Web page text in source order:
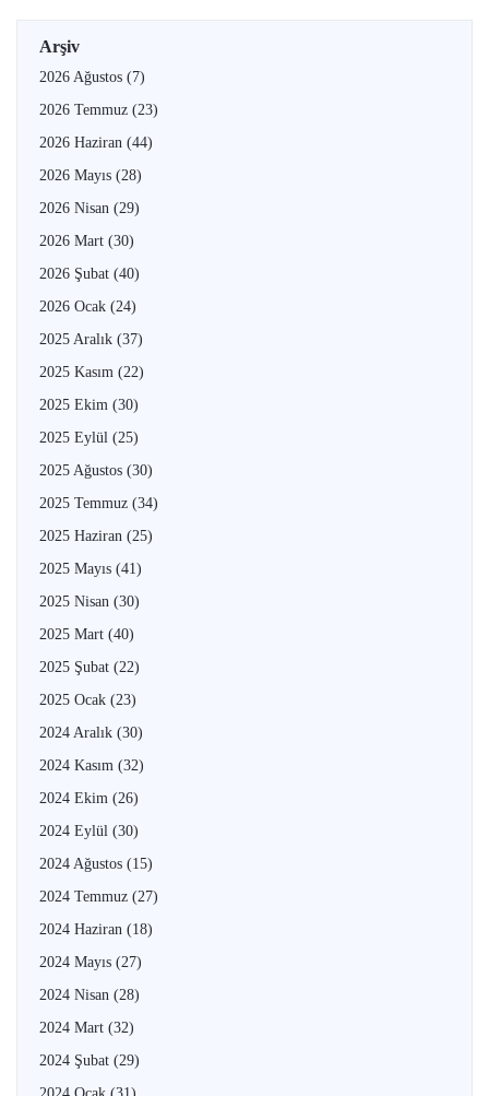
Arşiv
2026 Ağustos (7)
2026 Temmuz (23)
2026 Haziran (44)
2026 Mayıs (28)
2026 Nisan (29)
2026 Mart (30)
2026 Şubat (40)
2026 Ocak (24)
2025 Aralık (37)
2025 Kasım (22)
2025 Ekim (30)
2025 Eylül (25)
2025 Ağustos (30)
2025 Temmuz (34)
2025 Haziran (25)
2025 Mayıs (41)
2025 Nisan (30)
2025 Mart (40)
2025 Şubat (22)
2025 Ocak (23)
2024 Aralık (30)
2024 Kasım (32)
2024 Ekim (26)
2024 Eylül (30)
2024 Ağustos (15)
2024 Temmuz (27)
2024 Haziran (18)
2024 Mayıs (27)
2024 Nisan (28)
2024 Mart (32)
2024 Şubat (29)